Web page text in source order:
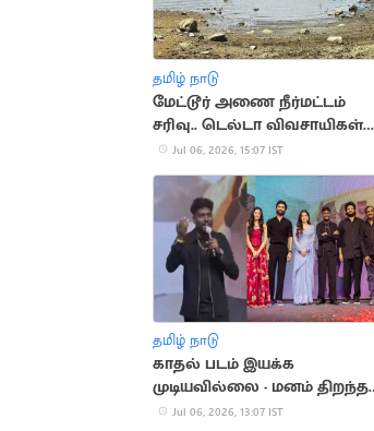
தமிழ் நாடு
மேட்டூர் அணை நீர்மட்டம்
சரிவு.. டெல்டா விவசாயிகள்
கவலை
Jul 06, 2026, 15:07 IST
தமிழ் நாடு
காதல் படம் இயக்க
முடியவில்லை - மனம் திறந்த
அட்லீ
Jul 06, 2026, 13:07 IST